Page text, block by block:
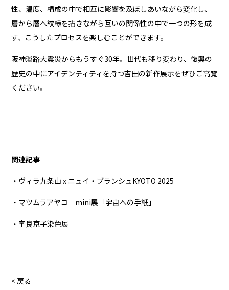
性、温度、構成の中で相互に影響を及ぼしあいながら変化し、
層から層へ紋様を描きながら互いの関係性の中で一つの形を成
す、こうしたプロセスを楽しむことができます。
阪神淡路大震災からもうすぐ30年。世代も移り変わり、復興の
歴史の中にアイデンティティを持つ吉田の新作展示をぜひご高覧
ください。
関連記事
・ヴィラ九条山 x ニュイ・ブランシュKYOTO 2025
・マツムラアヤコ mini展「宇宙への手紙」
・宇良京子染色展
< 戻る